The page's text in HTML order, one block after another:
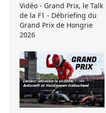
Vidéo - Grand Prix, le Talk
de la F1 - Débriefing du
Grand Prix de Hongrie
2026